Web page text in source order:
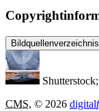
Bildquellenverzeichnis
CMS, © 2026 digital